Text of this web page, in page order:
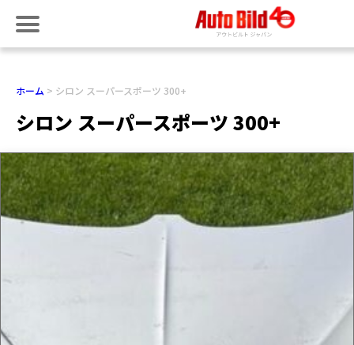
ホーム シロン スーパースポーツ 300+
シロン スーパースポーツ 300+